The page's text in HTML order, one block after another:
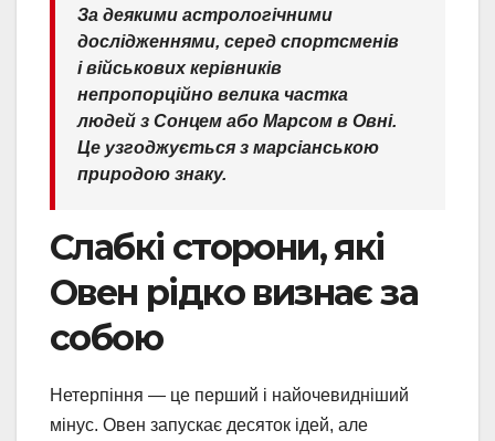
За деякими астрологічними
дослідженнями, серед спортсменів
і військових керівників
непропорційно велика частка
людей з Сонцем або Марсом в Овні.
Це узгоджується з марсіанською
природою знаку.
Слабкі сторони, які
Овен рідко визнає за
собою
Нетерпіння — це перший і найочевидніший
мінус. Овен запускає десяток ідей, але